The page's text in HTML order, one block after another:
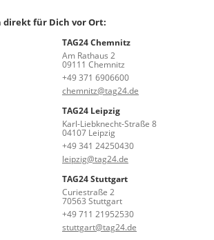
direkt für Dich vor Ort:
TAG24 Chemnitz
Am Rathaus 2
09111 Chemnitz
+49 371 6906600
chemnitz@tag24.de
TAG24 Leipzig
Karl-Liebknecht-Straße 8
04107 Leipzig
+49 341 24250430
leipzig@tag24.de
TAG24 Stuttgart
Curiestraße 2
70563 Stuttgart
+49 711 21952530
stuttgart@tag24.de